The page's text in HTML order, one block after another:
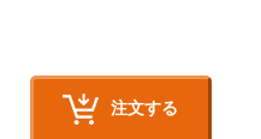
注文する